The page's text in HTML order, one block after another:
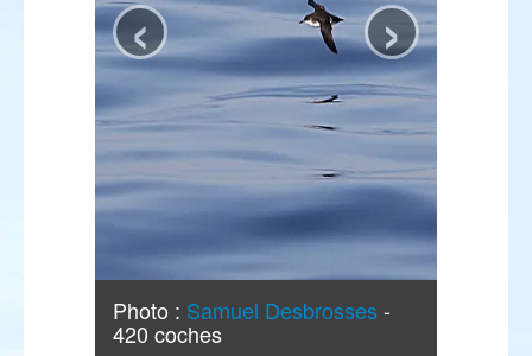
Photo : Samuel Desbrosses -
420 coches
‹ ›